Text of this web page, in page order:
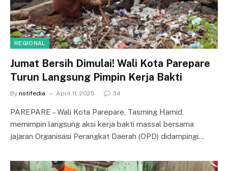
REGIONAL
Jumat Bersih Dimulai! Wali Kota Parepare
Turun Langsung Pimpin Kerja Bakti
By notifedia April 11, 2025 34
PAREPARE – Wali Kota Parepare, Tasming Hamid,
memimpin langsung aksi kerja bakti massal bersama
jajaran Organisasi Perangkat Daerah (OPD) didampingi…